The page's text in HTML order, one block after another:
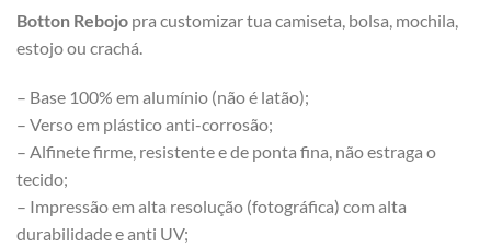
Botton Rebojo pra customizar tua camiseta, bolsa, mochila,
estojo ou crachá.
– Base 100% em alumínio (não é latão);
– Verso em plástico anti-corrosão;
– Alfinete firme, resistente e de ponta fina, não estraga o
tecido;
– Impressão em alta resolução (fotográfica) com alta
durabilidade e anti UV;